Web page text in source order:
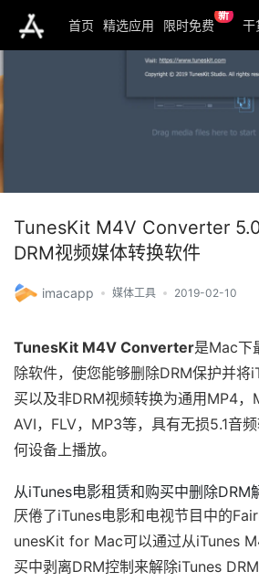
首页 精选应用 限时免费
新
干
TunesKit M4V Converter
DRM视频媒体转换软件
imacapp 媒体工具 2019-02-10
TunesKit M4V Converter是Mac下
除软件，使您能够删除DRM保护并将
买以及非DRM视频转换为通用MP4，
AVI，FLV，MP3等，具有无损5.1音
何设备上播放。
从iTunes电影租赁和购买中删除DRM
厌倦了iTunes电影和电视节目中的
unesKit for Mac可以通过从iTunes
买中剥离DRM控制来解除iTunes